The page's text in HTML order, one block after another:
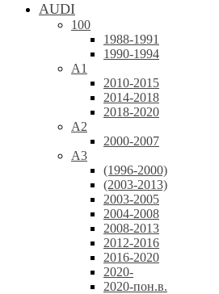
AUDI
100
1988-1991
1990-1994
A1
2010-2015
2014-2018
2018-2020
A2
2000-2007
A3
(1996-2000)
(2003-2013)
2003-2005
2004-2008
2008-2013
2012-2016
2016-2020
2020-
2020-пон.в.